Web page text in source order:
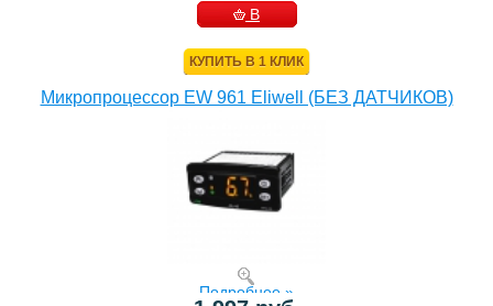
В
КУПИТЬ В 1 КЛИК
Микропроцессор EW 961 Eliwell (БЕЗ ДАТЧИКОВ)
Подробнее »